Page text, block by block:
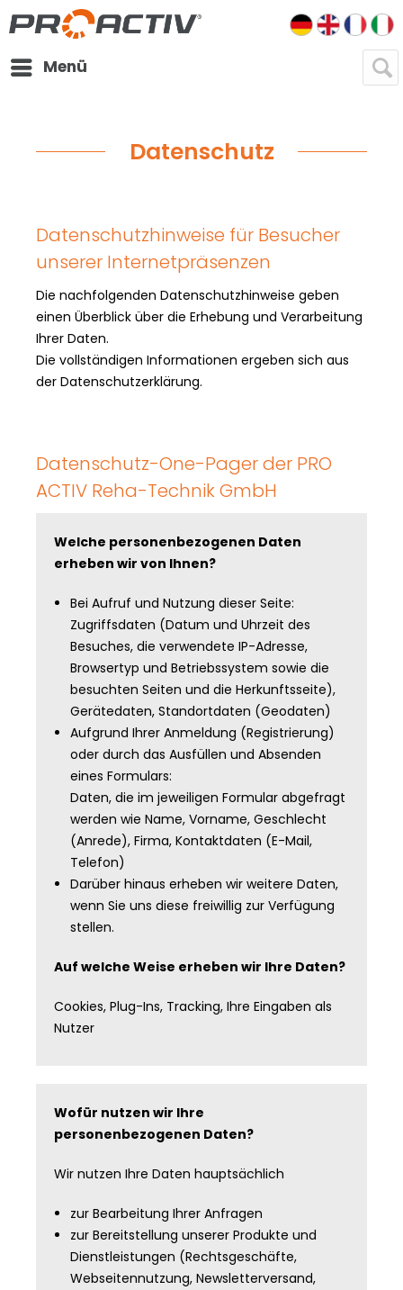
Menü
DE EN FR IT
Datenschutz
Datenschutzhinweise für Besucher
unserer Internetpräsenzen
Die nachfolgenden Datenschutzhinweise geben
einen Überblick über die Erhebung und Verarbeitung
Ihrer Daten.
Die vollständigen Informationen ergeben sich aus
der Datenschutzerklärung.
Datenschutz-One-Pager der PRO
ACTIV Reha-Technik GmbH
Welche personenbezogenen Daten
erheben wir von Ihnen?
Bei Aufruf und Nutzung dieser Seite:
Zugriffsdaten (Datum und Uhrzeit des
Besuches, die verwendete IP-Adresse,
Browsertyp und Betriebssystem sowie die
besuchten Seiten und die Herkunftsseite),
Gerätedaten, Standortdaten (Geodaten)
Aufgrund Ihrer Anmeldung (Registrierung)
oder durch das Ausfüllen und Absenden
eines Formulars:
Daten, die im jeweiligen Formular abgefragt
werden wie Name, Vorname, Geschlecht
(Anrede), Firma, Kontaktdaten (E-Mail,
Telefon)
Darüber hinaus erheben wir weitere Daten,
wenn Sie uns diese freiwillig zur Verfügung
stellen.
Auf welche Weise erheben wir Ihre Daten?
Cookies, Plug-Ins, Tracking, Ihre Eingaben als
Nutzer
Wofür nutzen wir Ihre
personenbezogenen Daten?
Wir nutzen Ihre Daten hauptsächlich
zur Bearbeitung Ihrer Anfragen
zur Bereitstellung unserer Produkte und
Dienstleistungen (Rechtsgeschäfte,
Webseitennutzung, Newsletterversand,